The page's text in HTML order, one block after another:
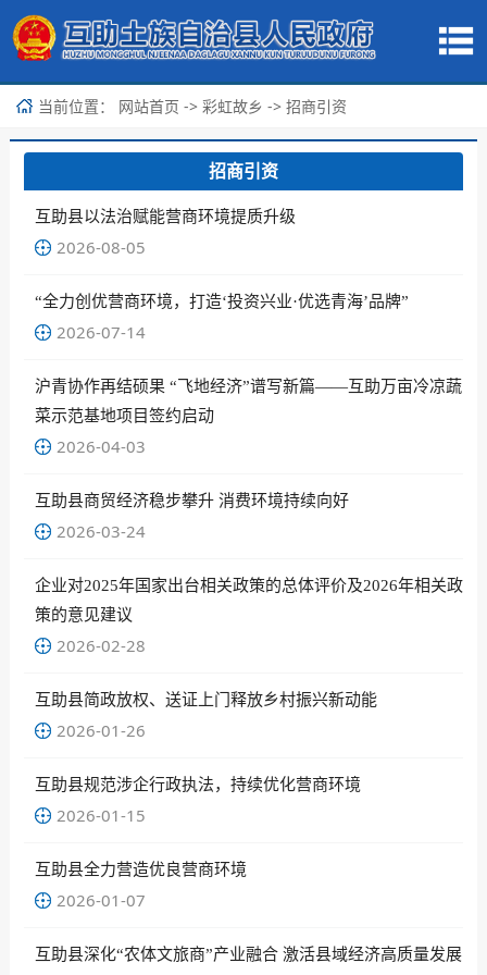
当前位置： 网站首页 -> 彩虹故乡 -> 招商引资
招商引资
互助县以法治赋能营商环境提质升级
2026-08-05
“全力创优营商环境，打造‘投资兴业·优选青海’品牌”
2026-07-14
沪青协作再结硕果 “飞地经济”谱写新篇——互助万亩冷凉蔬
菜示范基地项目签约启动
2026-04-03
互助县商贸经济稳步攀升 消费环境持续向好
2026-03-24
企业对2025年国家出台相关政策的总体评价及2026年相关政
策的意见建议
2026-02-28
互助县简政放权、送证上门释放乡村振兴新动能
2026-01-26
互助县规范涉企行政执法，持续优化营商环境
2026-01-15
互助县全力营造优良营商环境
2026-01-07
互助县深化“农体文旅商”产业融合 激活县域经济高质量发展